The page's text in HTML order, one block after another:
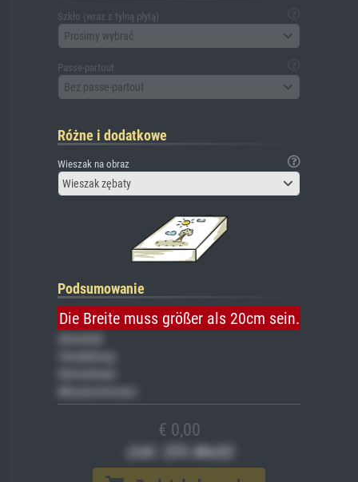
Szkło (wraz z tylną płytą)
Prosimy wybrać
Passe-partout
Bez passe-partout
Różne i dodatkowe
Wieszak na obraz
Wieszak zębaty
Podsumowanie
Die Breite muss größer als 20cm sein.
€ 0,00
(inkl. 20% MwSt)